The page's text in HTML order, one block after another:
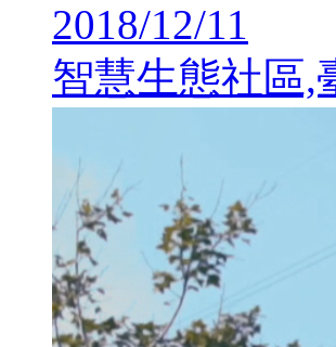
2018/12/11
智慧生態社區,